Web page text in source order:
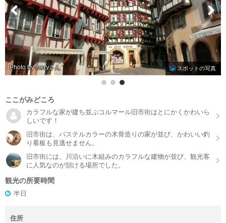
Photo by mery スポットの写真
ここがみどころ
カラフルな家が建ち並ぶコルマール旧市街はとにかくかわいら
しいです！
旧市街は、パステルカラーの木骨造りの家が並び、かわいい釣
り看板も見逃せません。
旧市街には、川沿いに木組みのカラフルな建物が並び、観光客
に人気なのが頷ける場所でした。
観光の所要時間
半日
住所